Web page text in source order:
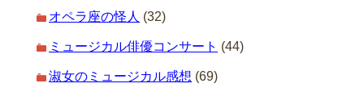
オペラ座の怪人 (32)
ミュージカル俳優コンサート (44)
淑女のミュージカル感想 (69)